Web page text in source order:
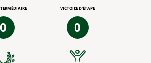
0
VICTOIRE D'ÉTAPE
0